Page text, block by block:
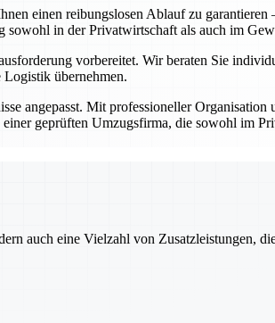
einen reibungslosen Ablauf zu garantieren
in der Privatwirtschaft als auch im
vorbereitet. Wir beraten Sie
Logistik übernehmen.
angepasst. Mit professioneller
geprüften Umzugsfirma, die sowohl im
auch eine Vielzahl von Zusatzleistungen,